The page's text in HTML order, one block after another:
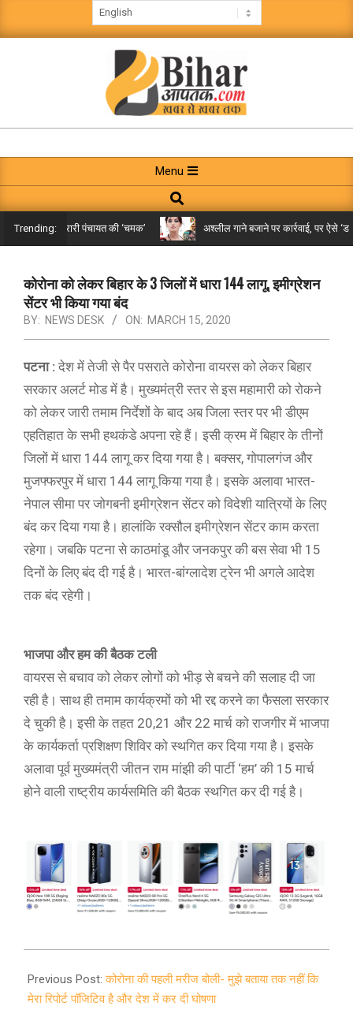
to
BIHAR
AAPTAK
Navigation
Menu
Menu
Search
Trending:
तक पहुंची गरारी पंचायत की ‘चमक’ अश्लील गाने बजाने पर कार्रवाई, पर ऐसे ‘डबल
कोरोना को लेकर बिहार के 3 जिलों में धारा 144 लागू, इमीग्रेशन
सेंटर भी किया गया बंद
BY: NEWS DESK ON: MARCH 15, 2020
पटना : देश में तेजी से पैर पसराते कोरोना वायरस को लेकर बिहार
सरकार अलर्ट मोड में है। मुख्यमंत्री स्तर से इस महामारी को रोकने
को लेकर जारी तमाम निर्देशों के बाद अब जिला स्तर पर भी डीएम
एहतिहात के सभी हथकंडे अपना रहे हैं। इसी क्रम में बिहार के तीनों
जिलों में धारा 144 लागू कर दिया गया है। बक्सर, गोपालगंज और
मुजफ्फरपुर में धारा 144 लागू किया गया है। इसके अलावा भारत-
नेपाल सीमा पर जोगबनी इमीग्रेशन सेंटर को विदेशी यात्रियों के लिए
बंद कर दिया गया है। हालांकि रक्सौल इमीग्रेशन सेंटर काम करता
रहेगा। जबकि पटना से काठमांडू और जनकपुर की बस सेवा भी 15
दिनों के लिए बंद दी गई है। भारत-बांग्लादेश ट्रेन भी अगले आदेश
तक बंद रहेगी।
भाजपा और हम की बैठक टली
वायरस से बचाव को लेकर लोगों को भीड़ से बचने की सलाह दी जा
रही है। साथ ही तमाम कार्यक्रमों को भी रद्द करने का फैसला सरकार
दे चुकी है। इसी के तहत 20,21 और 22 मार्च को राजगीर में भाजपा
के कार्यकर्ता प्रशिक्षण शिविर को स्थगित कर दिया गया है। इसके
अलावा पूर्व मुख्यमंत्री जीतन राम मांझी की पार्टी ‘हम’ की 15 मार्च
होने वाली राष्ट्रीय कार्यसमिति की बैठक स्थगित कर दी गई है।
03-
15
Previous Post:कोरोना की पहली मरीज बोली- मुझे बताया तक नहीं कि
मेरा रिपोर्ट पॉजिटिव है और देश में कर दी घोषणा